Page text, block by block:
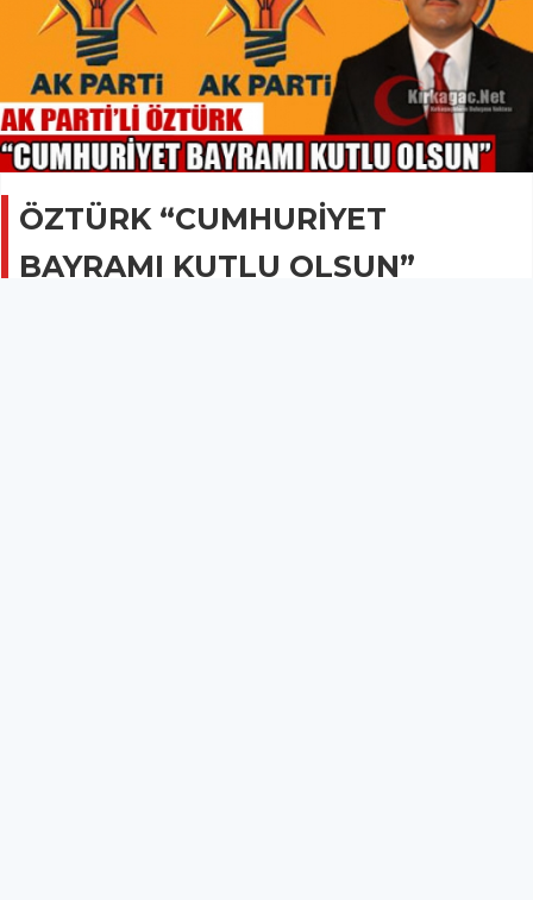
ÖZTÜRK “CUMHURİYET
BAYRAMI KUTLU OLSUN”